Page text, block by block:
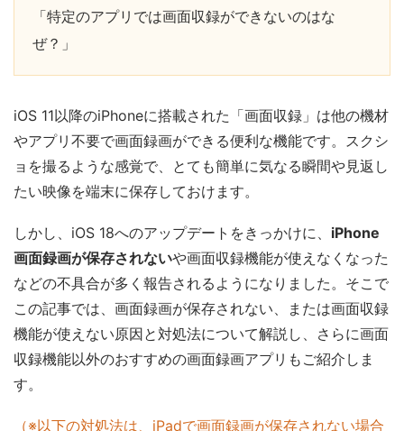
「特定のアプリでは画面収録ができないのはな
ぜ？」
iOS 11以降のiPhoneに搭載された「画面収録」は他の機材
やアプリ不要で画面録画ができる便利な機能です。スクシ
ョを撮るような感覚で、とても簡単に気なる瞬間や見返し
たい映像を端末に保存しておけます。
しかし、iOS 18へのアップデートをきっかけに、 iPhone
画面録画が保存されないや画面収録機能が使えなくなった
などの不具合が多く報告されるようになりました。そこで
この記事では、画面録画が保存されない、または画面収録
機能が使えない原因と対処法について解説し、さらに画面
収録機能以外のおすすめの画面録画アプリもご紹介しま
す。
（※以下の対処法は、iPadで画面録画が保存されない場合